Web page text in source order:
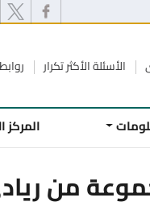
الأسئلة الأكثر تكرار
المركز
من